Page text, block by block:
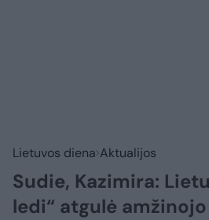
Lietuvos diena Aktualijos
Sudie, Kazimira:
ledi“ atgulė